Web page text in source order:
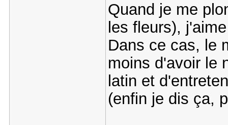
Quand je me
les fleurs),
Dans ce cas, le
moins d'avoir le
latin et
(enfin je dis ça,